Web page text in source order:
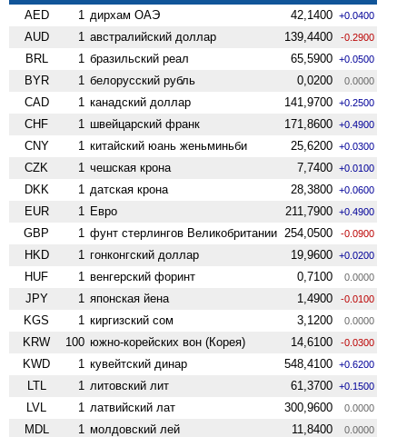
AED
1 дирхам ОАЭ 42,1400 +0.0400
AUD 1 австралийский доллар 139,4400 -0.2900
BRL 1 бразильский реал 65,5900 +0.0500
BYR 1 белорусский рубль 0,0200 0.0000
CAD 1 канадский доллар 141,9700 +0.2500
CHF 1 швейцарский франк 171,8600 +0.4900
CNY 1 китайский юань женьминьби 25,6200 +0.0300
CZK 1 чешская крона 7,7400 +0.0100
DKK 1 датская крона 28,3800 +0.0600
EUR 1 Евро 211,7900 +0.4900
GBP 1 фунт стерлингов Велико­британии 254,0500 -0.0900
HKD 1 гонконгский доллар 19,9600 +0.0200
HUF 1 венгерский форинт 0,7100 0.0000
JPY 1 японская йена 1,4900 -0.0100
KGS 1 киргизский сом 3,1200 0.0000
KRW 100 южно-корейских вон (Корея) 14,6100 -0.0300
KWD 1 кувейтский динар 548,4100 +0.6200
LTL 1 литовский лит 61,3700 +0.1500
LVL 1 латвийский лат 300,9600 0.0000
MDL 1 молдовский лей 11,8400 0.0000